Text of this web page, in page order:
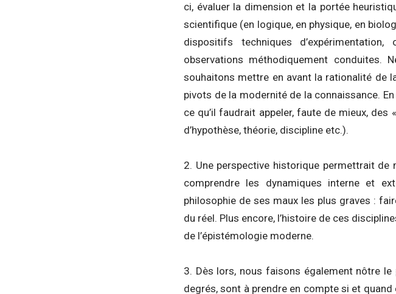
ci, évaluer la dimension et la portée
scientifique (en logique, en physique, en
dispositifs techniques
observations méthodiquement conduites.
souhaitons mettre en avant la rationalité de
pivots de la modernité de la connaissance.
ce qu’il faudrait appeler, faute de mieux, des
d’hypothèse, théorie, discipline etc.).
2. Une perspective historique permettrait
comprendre les dynamiques interne et
philosophie de ses maux les plus graves :
du réel. Plus encore, l’histoire de ces
de l’épistémologie moderne.
3. Dès lors, nous faisons également nôtre
degrés, sont à prendre en compte si et